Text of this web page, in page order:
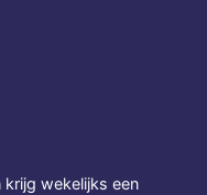
wekelijks een